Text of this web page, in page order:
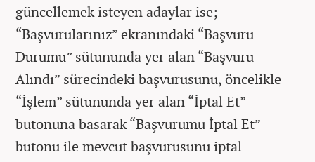
güncellemek isteyen adaylar ise;
“Başvurularınız” ekranındaki “Başvuru
Durumu” sütununda yer alan “Başvuru
Alındı” sürecindeki başvurusunu, öncelikle
“İşlem” sütununda yer alan “İptal Et”
butonuna basarak “Başvurumu İptal Et”
butonu ile mevcut başvurusunu iptal